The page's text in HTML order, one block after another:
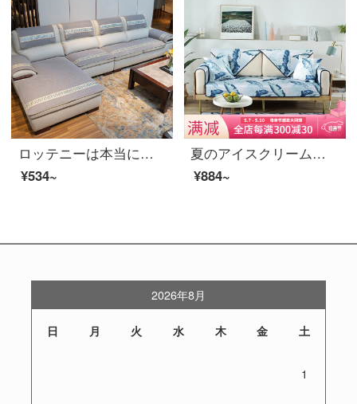
ロッテニーは本当に滑りにくい皮のソファーのクッションに座ります。夏の布芸は現代ファッションの四季通用の組み合わせです。ソファーカバーのオーダーメイドサンドイッチの滑り止めマット灰色の万福金縁60*60 cmの小さいクッションです。
¥534~
夏のアイスクリームのソファマット滑り止め高級シンプルカバー夏通用ファッションソファカバーカバーカバーブルーリーフ110*160
¥884~
2026年8月
日 月 火 水 木 金 土
1